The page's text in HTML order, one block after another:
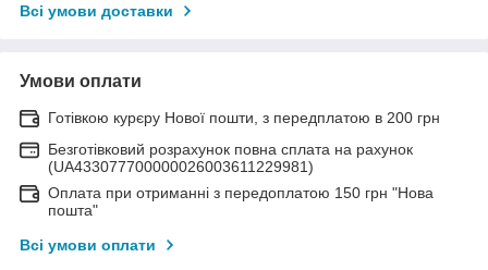
Всі умови доставки
Умови оплати
Готівкою курєру Нової пошти, з передплатою в 200 грн
Безготівковий розрахунок повна сплата на рахунок
(UA433077700000026003611229981)
Оплата при отриманні з передоплатою 150 грн "Нова
пошта"
Всі умови оплати